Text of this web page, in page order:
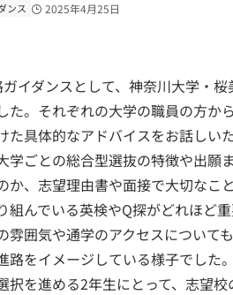
ンス 2025年4月25日
イダンスとして、神奈川大学・
た。それぞれの大学の職員の方か
た具体的なアドバイスをお話しい
学ごとの総合型選抜の特徴や出願
か、志望理由書や面接で大切なこ
組んでいる英検やQ探がどれほど
雰囲気や通学のアクセスについて
をイメージしている様子でした。
択を進める2年生にとって、志望